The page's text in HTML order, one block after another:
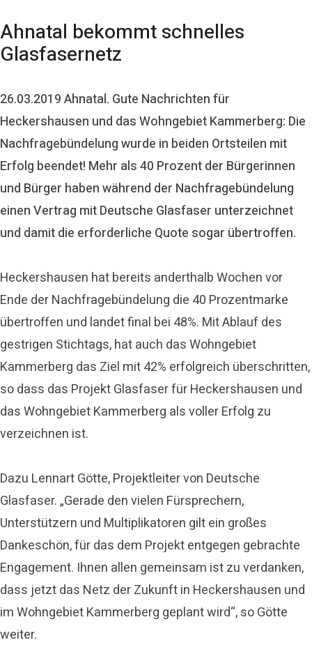
Ahnatal bekommt schnelles
Glasfasernetz
26.03.2019 Ahnatal. Gute Nachrichten für
Heckershausen und das Wohngebiet Kammerberg: Die
Nachfragebündelung wurde in beiden Ortsteilen mit
Erfolg beendet! Mehr als 40 Prozent der Bürgerinnen
und Bürger haben während der Nachfragebündelung
einen Vertrag mit Deutsche Glasfaser unterzeichnet
und damit die erforderliche Quote sogar übertroffen.
Heckershausen hat bereits anderthalb Wochen vor
Ende der Nachfragebündelung die 40 Prozentmarke
übertroffen und landet final bei 48%. Mit Ablauf des
gestrigen Stichtags, hat auch das Wohngebiet
Kammerberg das Ziel mit 42% erfolgreich überschritten,
so dass das Projekt Glasfaser für Heckershausen und
das Wohngebiet Kammerberg als voller Erfolg zu
verzeichnen ist.
Dazu Lennart Götte, Projektleiter von Deutsche
Glasfaser. „Gerade den vielen Fürsprechern,
Unterstützern und Multiplikatoren gilt ein großes
Dankeschön, für das dem Projekt entgegen gebrachte
Engagement. Ihnen allen gemeinsam ist zu verdanken,
dass jetzt das Netz der Zukunft in Heckershausen und
im Wohngebiet Kammerberg geplant wird“, so Götte
weiter.